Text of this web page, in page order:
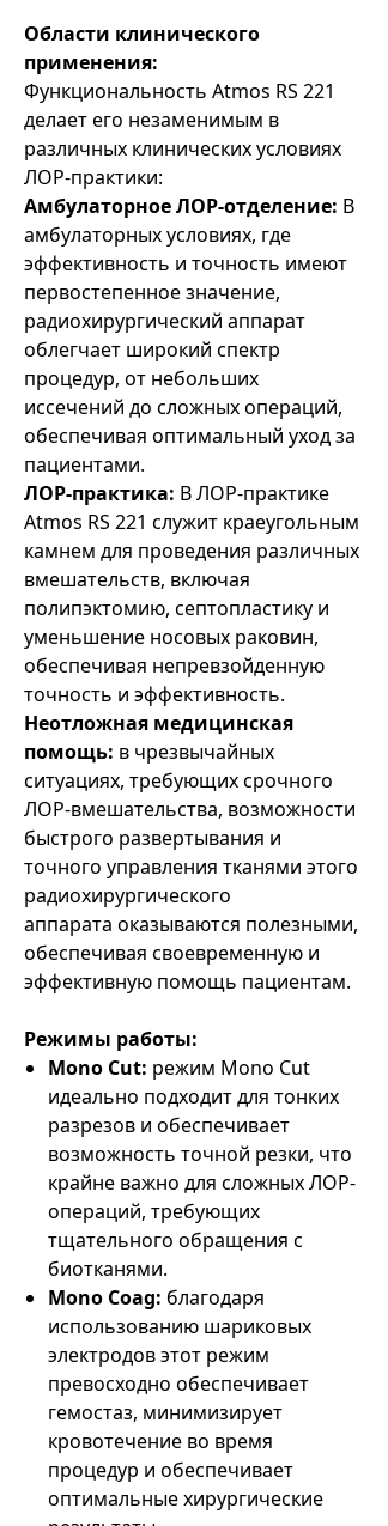
Области клинического
применения:
Функциональность Atmos RS 221
делает его незаменимым в
различных клинических условиях
ЛОР-практики:
Амбулаторное ЛОР-отделение: В
амбулаторных условиях, где
эффективность и точность имеют
первостепенное значение,
радиохирургический аппарат
облегчает широкий спектр
процедур, от небольших
иссечений до сложных операций,
обеспечивая оптимальный уход за
пациентами.
ЛОР-практика: В ЛОР-практике
Atmos RS 221 служит краеугольным
камнем для проведения различных
вмешательств, включая
полипэктомию, септопластику и
уменьшение носовых раковин,
обеспечивая непревзойденную
точность и эффективность.
Неотложная медицинская
помощь: в чрезвычайных
ситуациях, требующих срочного
ЛОР-вмешательства, возможности
быстрого развертывания и
точного управления тканями этого
радиохирургического
аппарата оказываются полезными,
обеспечивая своевременную и
эффективную помощь пациентам.
Режимы работы:
Mono Cut: режим Mono Cut
идеально подходит для тонких
разрезов и обеспечивает
возможность точной резки, что
крайне важно для сложных ЛОР-
операций, требующих
тщательного обращения с
биотканями.
Mono Coag: благодаря
использованию шариковых
электродов этот режим
превосходно обеспечивает
гемостаз, минимизирует
кровотечение во время
процедур и обеспечивает
оптимальные хирургические